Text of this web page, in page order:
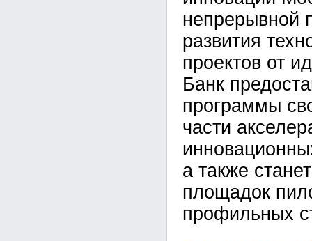
непрерывной
развития
проектов от
Банк
программы
части
а также
площадок
профильных